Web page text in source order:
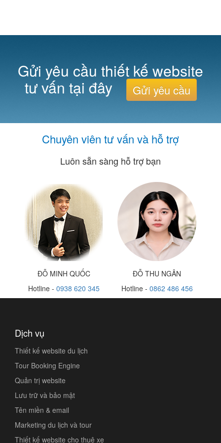
Gửi yêu cầu thiết kế website
tư vấn tại đây Gửi yêu cầu
Chuyên viên tư vấn và hỗ trợ
Luôn sẵn sàng hỗ trợ bạn
ĐỖ MINH QUỐC
Hotline - 0938 620 345
ĐỖ THU NGÂN
Hotline - 0862 486 456
Dịch vụ
Thiết kế website du lịch
Tour Booking Engine
Quản trị website
Lưu trữ và bảo mật
Tên miền & email
Marketing du lịch và tour
Thiết kế website cho thuê xe